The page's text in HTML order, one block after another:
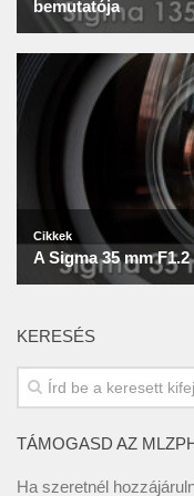
KERESÉS
TÁMOGASD AZ
Ha szeretnél